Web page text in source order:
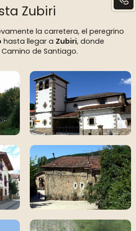
Zubiri
la carretera, el peregrino
hasta llegar a Zubiri, donde
de Santiago.